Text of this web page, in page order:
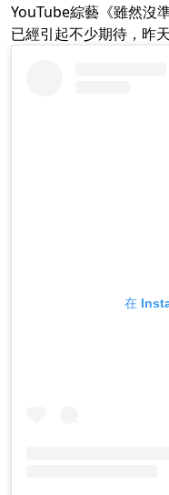
YouTube綜藝《雖然沒
已經引起不少期待，昨
在